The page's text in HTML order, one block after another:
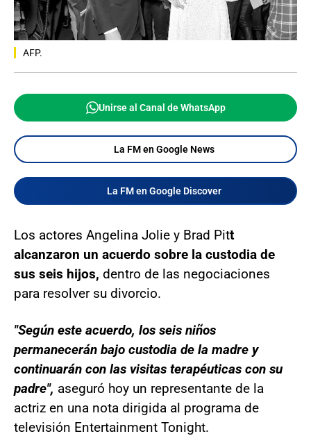
AFP.
Unirse al Canal de WhatsApp
La FM en Google News
La FM en Google Discover
Los actores Angelina Jolie y Brad Pitt
alcanzaron un acuerdo sobre la custodia de
sus seis hijos, dentro de las negociaciones
para resolver su divorcio.
"Según este acuerdo, los seis niños
permanecerán bajo custodia de la madre y
continuarán con las visitas terapéuticas con su
padre", aseguró hoy un representante de la
actriz en una nota dirigida al programa de
televisión Entertainment Tonight.